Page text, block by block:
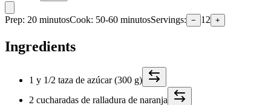
Prep: 20 minutosCook: 50-60 minutosServings: − 12 +
Ingredients
1 y 1/2 taza de azúcar (300 g)
2 cucharadas de ralladura de naranja